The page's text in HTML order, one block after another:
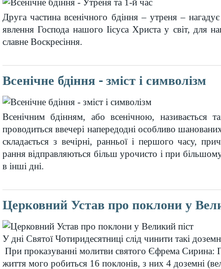
Друга частина всенічного бдіння – утреня –
явлення Господа нашого Іісуса Христа у світ, для
славне Воскресіння.
Всенічне бдіння - зміст і символізм
Всенічним бдінням, або всенічною, називається
проводиться ввечері напередодні особливо
складається з вечірні, ранньої і першого часу,
рання відправляються більш урочисто і при
в інші дні.
Церковний Устав про поклони у
У дні Святої Чотиридесятниці слід чинити такі
При проказуванні молитви святого Єфрема Сирина:
життя мого робиться 16 поклонів, з них 4 доземні